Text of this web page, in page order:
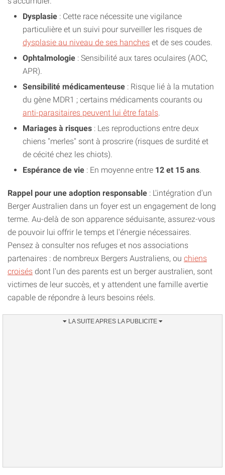
Dysplasie : Cette race nécessite une vigilance
particulière et un suivi pour surveiller les risques de
dysplasie au niveau de ses hanches et de ses coudes.
Ophtalmologie : Sensibilité aux tares oculaires (AOC,
APR).
Sensibilité médicamenteuse : Risque lié à la mutation
du gène MDR1 ; certains médicaments courants ou
anti-parasitaires peuvent lui être fatals
Mariages à risques : Les reproductions entre deux
chiens "merles" sont à proscrire (risques de surdité et
de cécité chez les chiots).
Espérance de vie : En moyenne entre 12 et 15 ans
Rappel pour une adoption responsable : L'intégration d'un
Berger Australien dans un foyer est un engagement de long
terme. Au-delà de son apparence séduisante, assurez-vous
de pouvoir lui offrir le temps et l'énergie nécessaires.
Pensez à consulter nos refuges et nos associations
partenaires : de nombreux Bergers Australiens, ou chiens
croisés dont l'un des parents est un berger australien, sont
victimes de leur succès, et y attendent une famille avertie
capable de répondre à leurs besoins réels.